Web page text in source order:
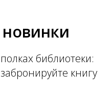
библиотеки:
книгу